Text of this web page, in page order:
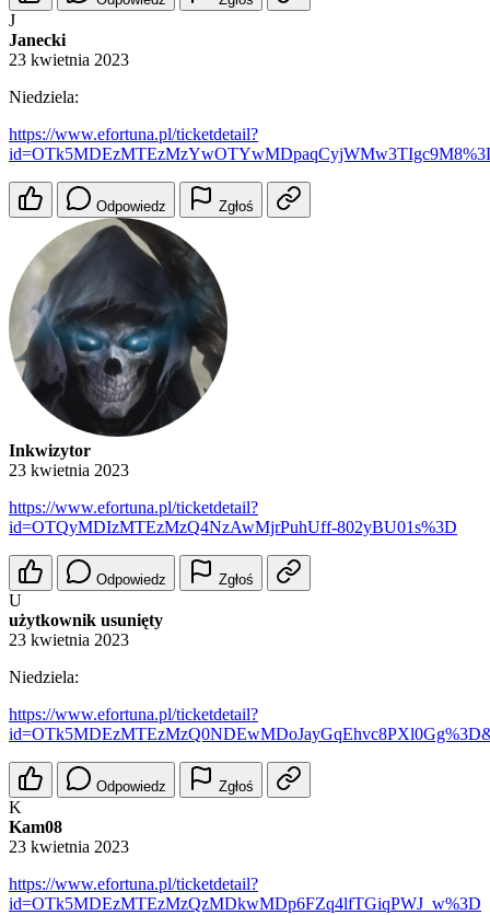
J
Janecki
23 kwietnia 2023
Niedziela:
https://www.efortuna.pl/ticketdetail?
Odpowiedz Zgłoś
Inkwizytor
23 kwietnia 2023
https://www.efortuna.pl/ticketdetail?
id=OTQyMDIzMTEzMzQ4NzAwMjrPuhUff-802yBU01s%3D
Odpowiedz Zgłoś
U
użytkownik usunięty
23 kwietnia 2023
Niedziela:
https://www.efortuna.pl/ticketdetail?
Odpowiedz Zgłoś
K
Kam08
23 kwietnia 2023
https://www.efortuna.pl/ticketdetail?
id=OTk5MDEzMTEzMzQzMDkwMDp6FZq4lfTGiqPWJ_w%3D